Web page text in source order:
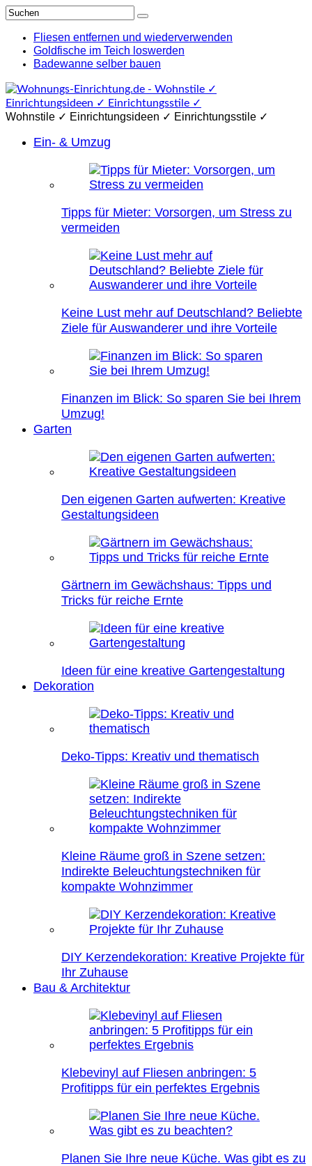
Fliesen entfernen und wiederverwenden
Goldfische im Teich loswerden
Badewanne selber bauen
Wohnstile ✓ Einrichtungsideen ✓ Einrichtungsstile ✓
Ein- & Umzug
Tipps für Mieter: Vorsorgen, um Stress zu
vermeiden
Keine Lust mehr auf Deutschland? Beliebte
Ziele für Auswanderer und ihre Vorteile
Finanzen im Blick: So sparen Sie bei Ihrem
Umzug!
Garten
Den eigenen Garten aufwerten: Kreative
Gestaltungsideen
Gärtnern im Gewächshaus: Tipps und
Tricks für reiche Ernte
Ideen für eine kreative Gartengestaltung
Dekoration
Deko-Tipps: Kreativ und thematisch
Kleine Räume groß in Szene setzen:
Indirekte Beleuchtungstechniken für
kompakte Wohnzimmer
DIY Kerzendekoration: Kreative Projekte für
Ihr Zuhause
Bau & Architektur
Klebevinyl auf Fliesen anbringen: 5
Profitipps für ein perfektes Ergebnis
Planen Sie Ihre neue Küche. Was gibt es zu